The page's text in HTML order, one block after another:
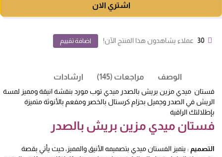
اشتري الان
30 عملاء يشاهدون هذا المنتج الآن! اضافة تقييم
الوصف مراجعات (145) ارشادات
فستان ميدي مزين بريش بالصدر ميدي توب مورد بنقشة انيقة ومميز لمسة
الريش في الصدر وجميل بحزام كرستال بالخصر ومفعم بالأنوثة متميزة
بإطلالتك الراقية
فستان ميدي مزين بريش بالصدر
التصميم: يتميز الفستان ميدي بتصميمه الأنيق والمميز، حيث يأتي بقصة